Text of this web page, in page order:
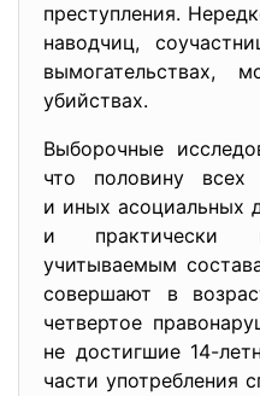
преступления.
наводчиц,
вымогательствах,
убийствах.
Выборочные
что половину всех
и иных асоциальных
и практически
учитываемым
совершают в
четвертое
не достигшие 14-
части употребления